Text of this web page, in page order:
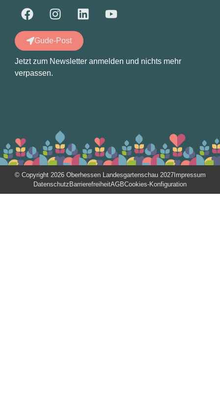
Gude-Post
Jetzt zum Newsletter anmelden und nichts mehr
verpassen.
© Copyright 2026 Oberhessen Landesgartenschau 2027Impressum
Datenschutz BarrierefreiheitAGBCookies-Konfiguration